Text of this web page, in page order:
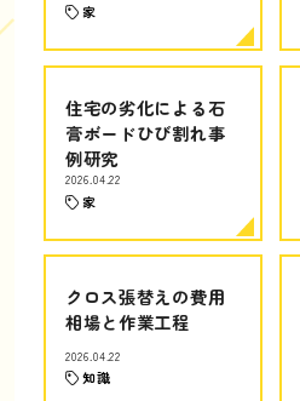
家
住宅の劣化による石
膏ボードひび割れ事
例研究
2026.04.22
家
クロス張替えの費用
相場と作業工程
2026.04.22
知識